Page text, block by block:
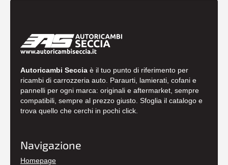
Autoricambi Seccia è il tuo punto di riferimento per
ricambi di carrozzeria auto. Paraurti, lamierati, cofani e
pannelli per ogni marca: originali e aftermarket, sempre
compatibili, sempre al prezzo giusto. Sfoglia il catalogo e
trova quello che cerchi in pochi click.
Navigazione
Homepage